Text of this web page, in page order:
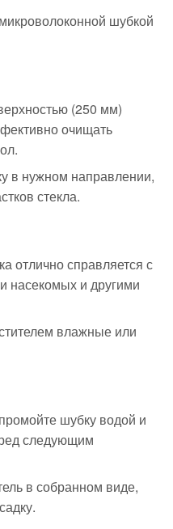
шубкой
(250 мм)
очищать
в нужном направлении,
стекла.
отлично справляется с
насекомых и другими
влажные или
шубку водой и
следующим
в собранном виде,